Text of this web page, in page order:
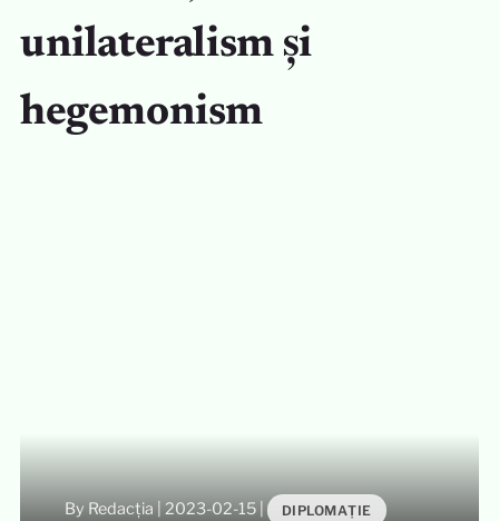
unilateralism și
hegemonism
By Redacția 2023-02-15| DIPLOMAȚIE